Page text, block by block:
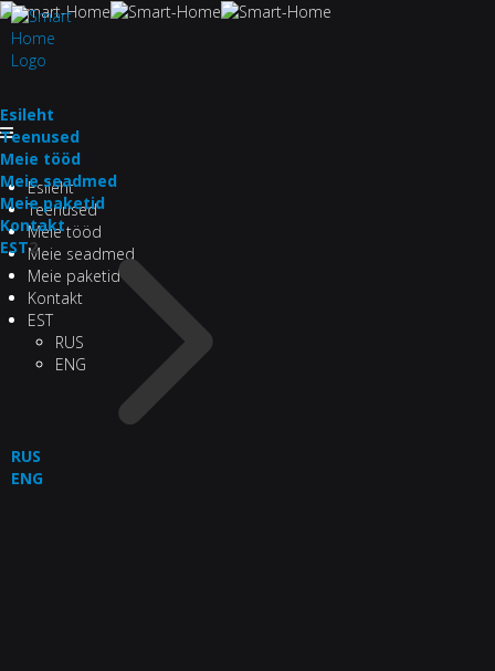
Esileht
Teenused
Meie tööd
Meie seadmed
Meie paketid
Kontakt
EST
RUS
ENG
Esileht
Teenused
Meie tööd
Meie seadmed
Meie paketid
Kontakt
EST2
RUS
ENG